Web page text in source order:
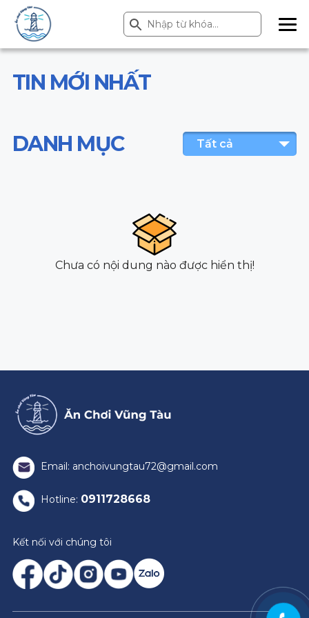
Search
for:
Search Button
ME
NU
TIN MỚI NHẤT
DANH MỤC Tất cả
Chưa có nội dung nào được hiển thị!
Email: anchoivungtau72@gmail.com
Hotline: 0911728668
Kết nối với chúng tôi